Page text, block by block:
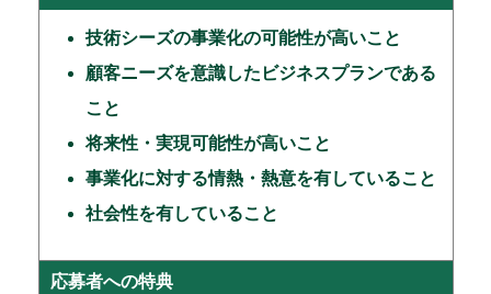
技術シーズの事業化の可能性が高いこと
顧客ニーズを意識したビジネスプランである
こと
将来性・実現可能性が高いこと
事業化に対する情熱・熱意を有していること
社会性を有していること
応募者への特典